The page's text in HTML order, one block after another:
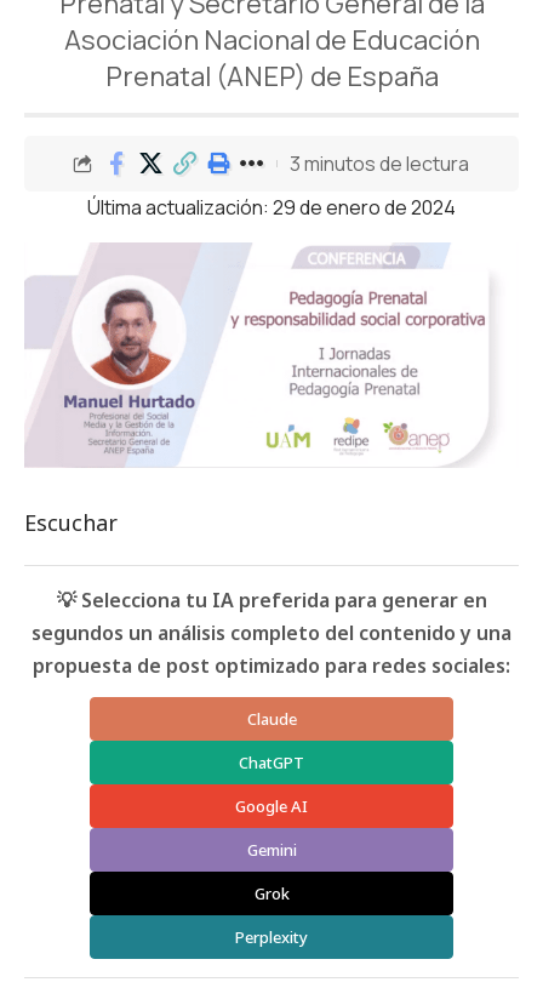
Asociación Nacional de Educación
Prenatal (ANEP) de España
Última actualización: 29 de enero de 2024
3 minutos de lectura
Escuchar
💡 Selecciona tu IA preferida para generar en
segundos un análisis completo del contenido y una
propuesta de post optimizado para redes sociales:
Claude
ChatGPT
Google AI
Gemini
Grok
Perplexity